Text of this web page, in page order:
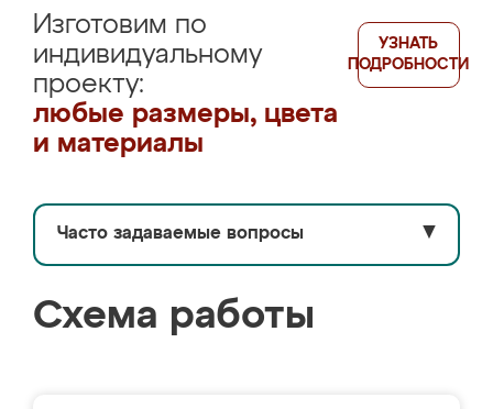
Изготовим по
индивидуальному
проекту:
любые размеры, цвета
и материалы
УЗНАТЬ
ПОДРОБНОСТИ
Часто задаваемые вопросы ▼
Схема работы